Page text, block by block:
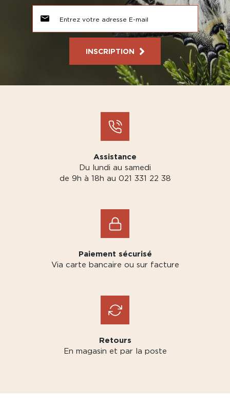
INSCRIPTION
Assistance
Du lundi au samedi
de 9h à 18h au 021 331 22 38
Paiement sécurisé
Via carte bancaire ou sur facture
Retours
En magasin et par la poste